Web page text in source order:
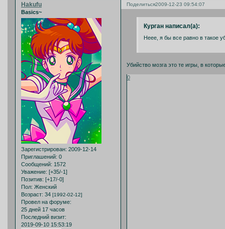
Поделиться2009-12-23 09:54:07
Hakufu
Basics~
Зарегистрирован: 2009-12-14
Приглашений: 0
Сообщений: 1572
Уважение: [+35/-1]
Позитив: [+17/-0]
Пол: Женский
Возраст: 34 [1992-02-12]
Провел на форуме:
25 дней 17 часов
Последний визит:
2019-09-10 15:53:19
Курган написал(а):
Неее, я бы все равно в такое
Убийство мозга это те игры, в
0